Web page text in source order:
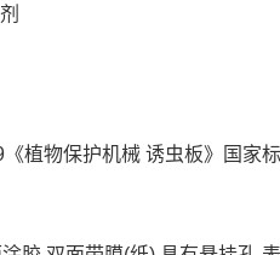
植物保护机械 诱虫板》国家